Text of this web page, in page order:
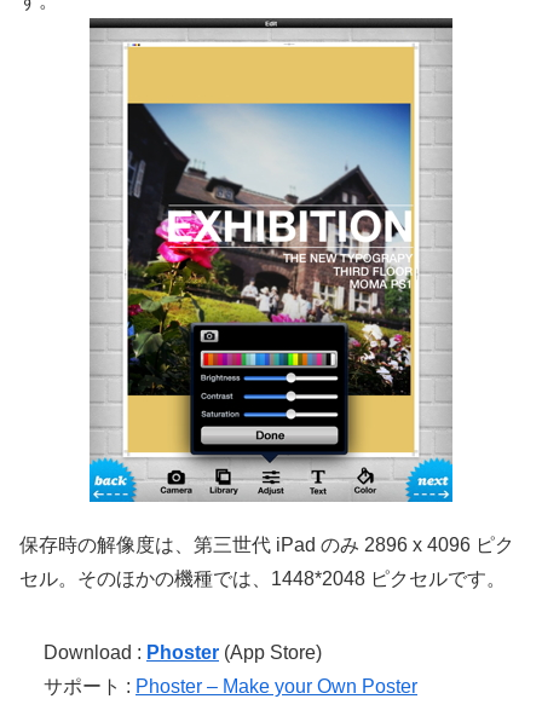
保存時の解像度は、第三世代 iPad のみ 2896 x 4096 ピク
セル。そのほかの機種では、1448*2048 ピクセルです。
Download : Phoster (App Store)
サポート : Phoster – Make your Own Poster